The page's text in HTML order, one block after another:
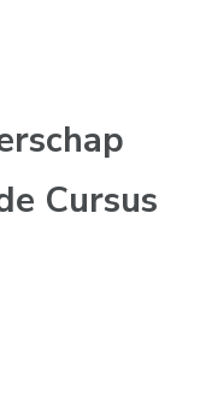
Cursus